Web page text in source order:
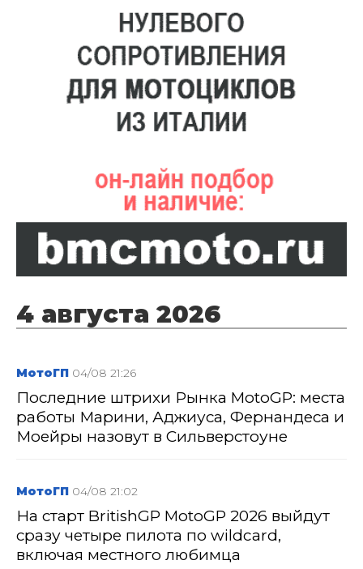
4 августа 2026
МотоГП 04/08 21:26
Последние штрихи Рынка MotoGP: места
работы Марини, Аджиуса, Фернандеса и
Моейры назовут в Сильверстоуне
МотоГП 04/08 21:02
На старт BritishGP MotoGP 2026 выйдут
сразу четыре пилота по wildcard,
включая местного любимца